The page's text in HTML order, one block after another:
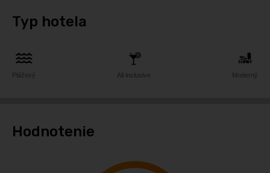
Typ hotela
Plážový All inclusive Moderný
Hodnotenie